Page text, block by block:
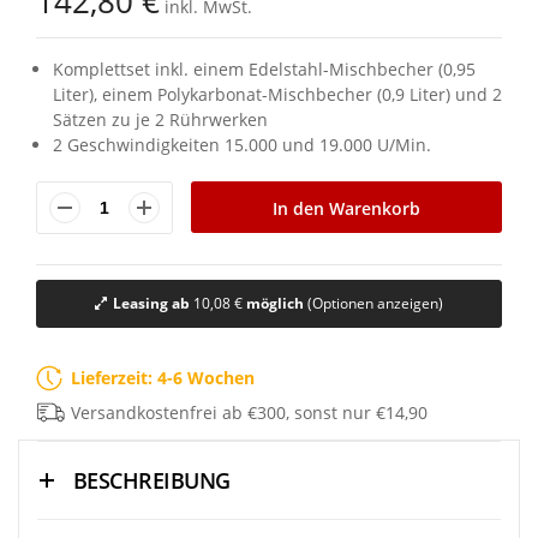
inkl. MwSt.
Komplettset inkl. einem Edelstahl-Mischbecher (0,95
Liter), einem Polykarbonat-Mischbecher (0,9 Liter) und 2
Sätzen zu je 2 Rührwerken
2 Geschwindigkeiten 15.000 und 19.000 U/Min.
In den Warenkorb
Leasing ab 10,08 € möglich (Optionen anzeigen)
Lieferzeit: 4-6 Wochen
Versandkostenfrei ab €300, sonst nur €14,90
BESCHREIBUNG